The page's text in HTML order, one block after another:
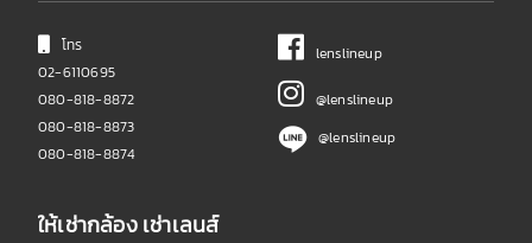
โทร
02-6110695
080-818-8872
080-818-8873
080-818-8874
lenslineup
@lenslineup
@lenslineup
ให้เช่ากล้อง เช่าเลนส์